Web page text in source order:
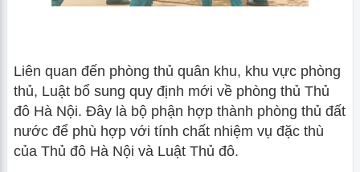
Liên quan đến phòng thủ quân khu, khu vực phòng
thủ, Luật bổ sung quy định mới về phòng thủ Thủ
đô Hà Nội. Đây là bộ phận hợp thành phòng thủ đất
nước để phù hợp với tính chất nhiệm vụ đặc thù
của Thủ đô Hà Nội và Luật Thủ đô.